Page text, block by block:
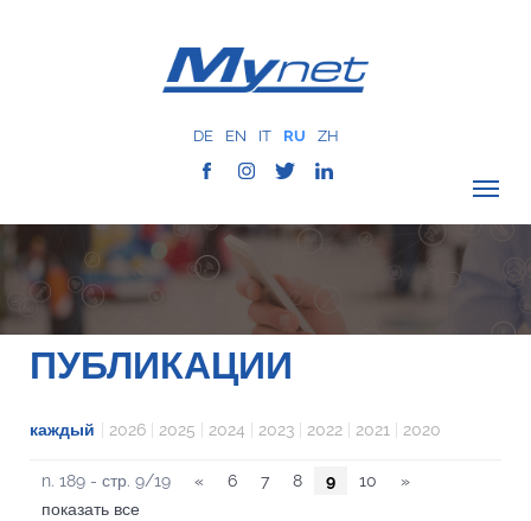
DE EN IT RU ZH
ПРОВЕРИТЬ ПОКРЫТИЕ
О КОМПАНИИ
СЕТЬ
УСЛУГИ
ИСТОРИЯ
КОММУНИКАЦИЯ
ПУБЛИКАЦИИ
каждый 2026 2025 2024 2023 2022 2021 2020
n. 189 - стр. 9/19 « 6 7 8 9 10
»
показать все